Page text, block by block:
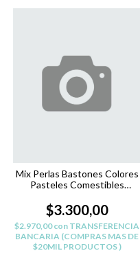
Mix Perlas Bastones Colores
Pasteles Comestibles
$3.300,00
$2.970,00con TRANSFERENCIA
BANCARIA (COMPRAS MAS DE
$20MIL PRODUCTOS )